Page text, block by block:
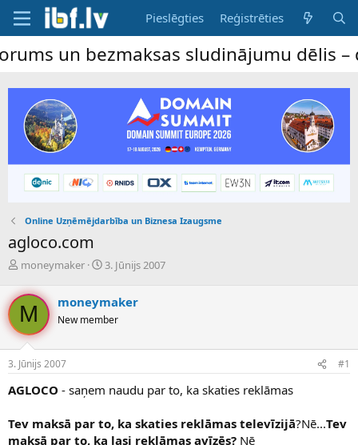
Pieslēgties Reģistrēties
sludinājumu dēlis – dalība
Online Uzņēmējdarbība un Biznesa Izaugsme
agloco.com
P
v
e
d
i
e
n
u
s
ā
moneymaker
S
u
m
d
u
s
3. Jūnijs 2007
M moneymaker
New member
3. Jūnijs 2007 #1
AGLOCO - saņem naudu par to, ka skaties reklāmas
Tev maksā par to, ka skaties reklāmas televīzijā?Nē...Tev
maksā par to, ka lasi reklāmas avīzēs? Nē